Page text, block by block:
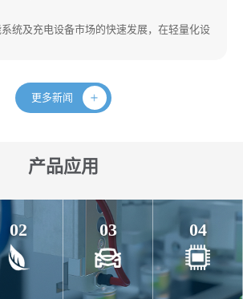
统及充电设备市场的快速发展，在轻量化设
更多新闻
产品应用
02 03 04